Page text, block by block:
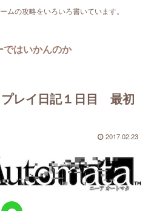
ムの攻略をいろいろ書いています。
ではいかんのか
レイ日記１日目 最初
2017.02.23